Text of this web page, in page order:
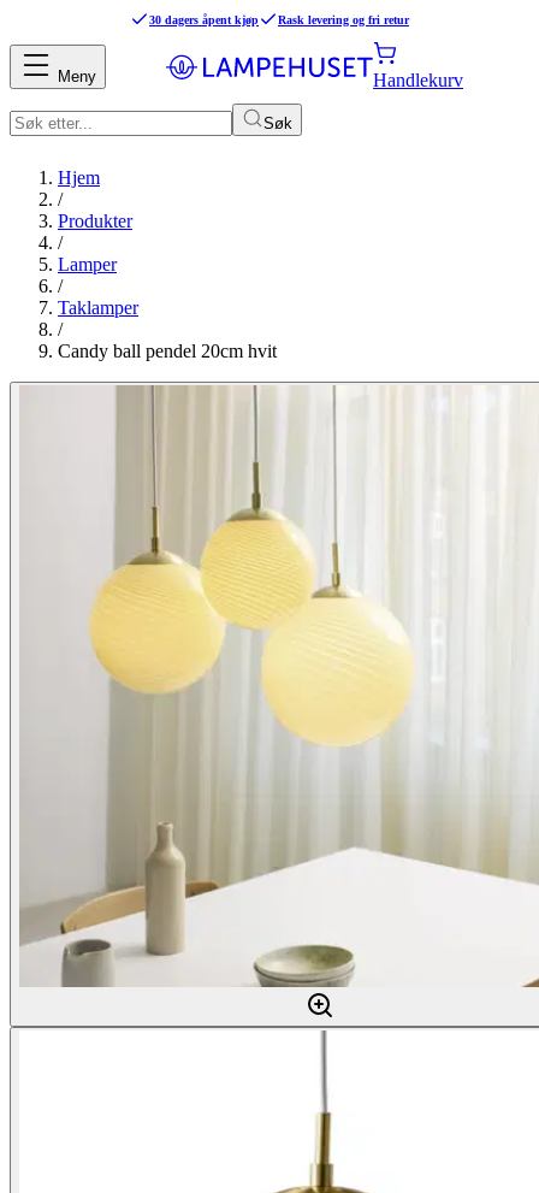
30 dagers åpent kjøp Rask levering og fri retur
Søk
Handlekurv
Meny
Hjem
/
Produkter
/
Lamper
/
Taklamper
/
Candy ball pendel 20cm hvit